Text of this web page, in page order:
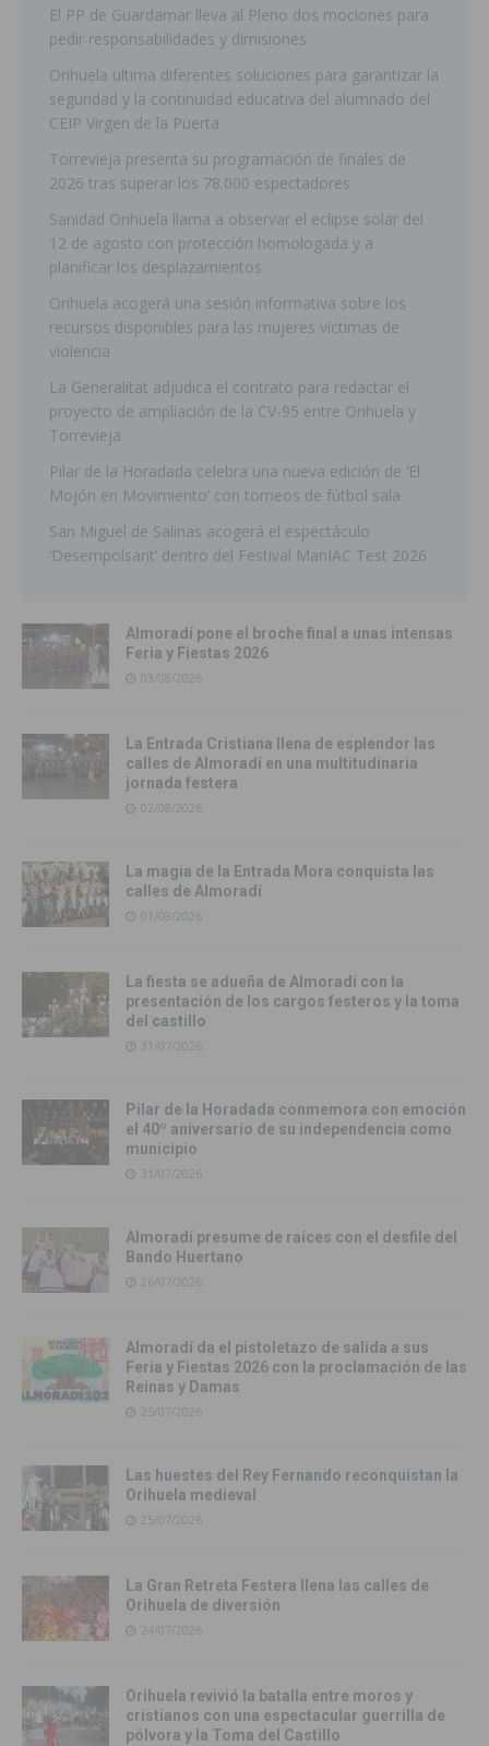
El PP de Guardamar lleva al Pleno dos mociones para
pedir responsabilidades y dimisiones
Orihuela ultima diferentes soluciones para garantizar la
seguridad y la continuidad educativa del alumnado del
CEIP Virgen de la Puerta
Torrevieja presenta su programación de finales de
2026 tras superar los 78.000 espectadores
Sanidad Orihuela llama a observar el eclipse solar del
12 de agosto con protección homologada y a
planificar los desplazamientos
Orihuela acogerá una sesión informativa sobre los
recursos disponibles para las mujeres víctimas de
violencia
La Generalitat adjudica el contrato para redactar el
proyecto de ampliación de la CV-95 entre Orihuela y
Torrevieja
Pilar de la Horadada celebra una nueva edición de ‘El
Mojón en Movimiento’ con torneos de fútbol sala
San Miguel de Salinas acogerá el espectáculo
‘Desempolsant’ dentro del Festival ManIAC Test 2026
Almoradí pone el broche final a unas intensas
Feria y Fiestas 2026
03/08/2026
La Entrada Cristiana llena de esplendor las
calles de Almoradí en una multitudinaria
jornada festera
02/08/2026
La magia de la Entrada Mora conquista las
calles de Almoradí
01/08/2026
La fiesta se adueña de Almoradí con la
presentación de los cargos festeros y la toma
del castillo
31/07/2026
Pilar de la Horadada conmemora con emoción
el 40º aniversario de su independencia como
municipio
31/07/2026
Almoradí presume de raíces con el desfile del
Bando Huertano
26/07/2026
Almoradí da el pistoletazo de salida a sus
Feria y Fiestas 2026 con la proclamación de las
Reinas y Damas
25/07/2026
Las huestes del Rey Fernando reconquistan la
Orihuela medieval
25/07/2026
La Gran Retreta Festera llena las calles de
Orihuela de diversión
24/07/2026
Orihuela revivió la batalla entre moros y
cristianos con una espectacular guerrilla de
pólvora y la Toma del Castillo